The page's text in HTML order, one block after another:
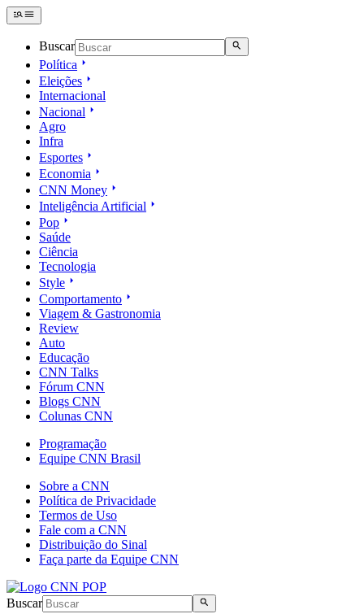
Buscar
Política
Eleições
Internacional
Nacional
Agro
Infra
Esportes
Economia
CNN Money
Inteligência Artificial
Pop
Saúde
Ciência
Tecnologia
Style
Comportamento
Viagem & Gastronomia
Review
Auto
Educação
CNN Talks
Fórum CNN
Blogs CNN
Colunas CNN
Programação
Equipe CNN Brasil
Sobre a CNN
Política de Privacidade
Termos de Uso
Fale com a CNN
Distribuição do Sinal
Faça parte da Equipe CNN
Buscar